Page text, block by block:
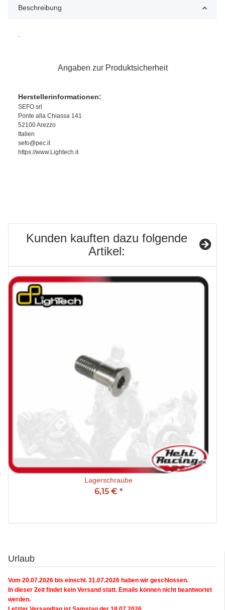
Beschreibung
Angaben zur Produktsicherheit
Herstellerinformationen:
SEFO srl
Ponte alla Chiassa 141
52100 Arezzo
Italien
sefo@pec.it
https://www.Lightech.it
Kunden kauften dazu folgende
Artikel:
Lagerschraube
6,15 € *
Urlaub
Vom 20.07.2026 bis einschl. 31.07.2026 haben wir geschlossen.
In dieser Zeit findet kein Versand statt. Emails können nicht beantwortet
werden.